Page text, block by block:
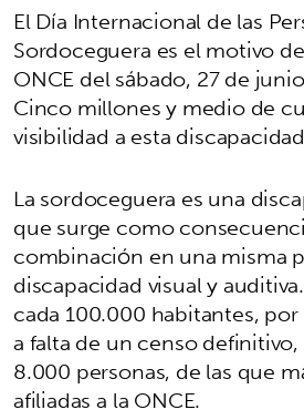
El Día Internacional de las
Sordoceguera es el motivo
ONCE del sábado, 27 de
Cinco millones y medio de
visibilidad a esta
La sordoceguera es una
que surge como
combinación en una misma
discapacidad visual y
cada 100.000 habitantes,
a falta de un censo
8.000 personas, de las que
afiliadas a la ONCE.